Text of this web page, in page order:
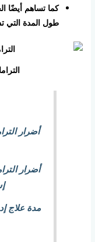
كما تساهم أيضًا
طول المدة التي
أضرار
أضرار
مدة علاج